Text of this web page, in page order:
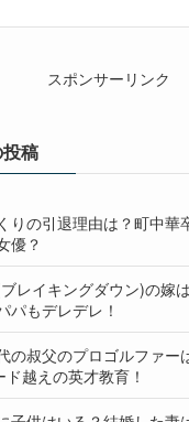
スポンサーリンク
稿
りの引退理由は？町中華
優？
レイキングダウン)の嫁
パもデレデレ！
の叔父のプロゴルファー
越えの英才教育！